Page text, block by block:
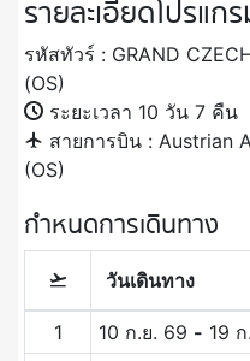
รายละเอียดโปรแก
รหัสทัวร์ : GRAND
(OS)
ระยะเวลา 10 วัน 7 คืน
สายการบิน : Austrian
(OS)
กำหนดการเดินทาง
วันเดินทาง
1 10 ก.ย. 69 - 19